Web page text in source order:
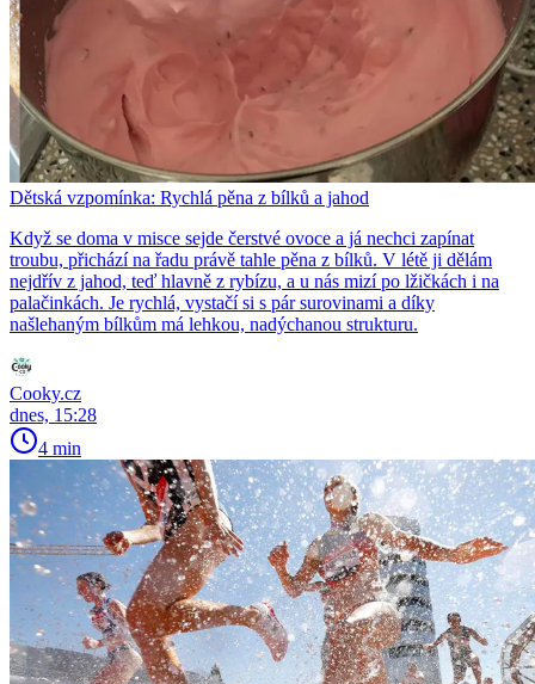
Dětská vzpomínka: Rychlá pěna z bílků a jahod
Když se doma v misce sejde čerstvé ovoce a já nechci zapínat
troubu, přichází na řadu právě tahle pěna z bílků. V létě ji dělám
nejdřív z jahod, teď hlavně z rybízu, a u nás mizí po lžičkách i na
palačinkách. Je rychlá, vystačí si s pár surovinami a díky
našlehaným bílkům má lehkou, nadýchanou strukturu.
Cooky.cz
dnes, 15:28
4 min